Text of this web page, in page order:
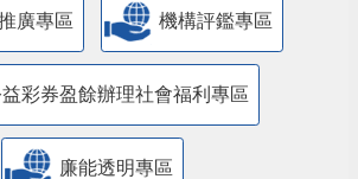
廣專區 機構評鑑專區
彩券盈餘辦理社會福利專區
廉能透明專區